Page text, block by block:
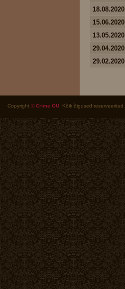
18.08.2020
15.06.2020
13.05.2020
29.04.2020
29.02.2020
Copyright © Crime OÜ . Kõik õigused reserveeritud.